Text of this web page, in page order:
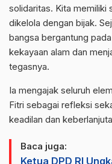
solidaritas. Kita memiliki
dikelola dengan bijak.
bangsa bergantung
kekayaan alam dan
tegasnya.
Ia mengajak seluruh
Fitri sebagai refleksi
keadilan dan
Baca juga:
Ketua DPD RI